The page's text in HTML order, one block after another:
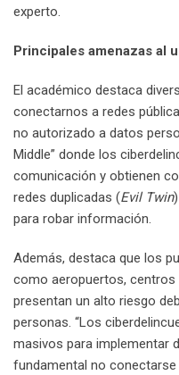
experto.
Principales amenazas al
El académico destaca
conectarnos a redes
no autorizado a datos
Middle” donde los
comunicación y obtienen
redes duplicadas (Evil Twin
para robar información.
Además, destaca que los
como aeropuertos,
presentan un alto riesgo
personas. “Los
masivos para implementar
fundamental no